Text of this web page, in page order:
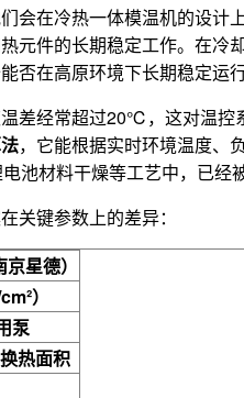
会在冷热一体模温机的设计
元件的长期稳定工作。在冷
否在高原环境下长期稳定运行
差经常超过20℃，这对温
，它能根据实时环境温度、
材料干燥等工艺中，已经
关键参数上的差异：
星德）
）
泵
热面积